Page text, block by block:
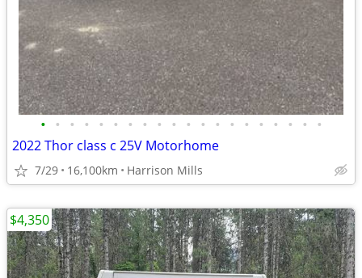
• • • • • • • • • • • • • • • • • • • •
2022 Thor class c 25V Motorhome
7/29 16,100km Harrison Mills
$4,350